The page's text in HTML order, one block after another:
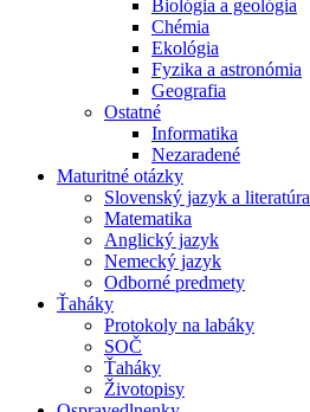
Biológia a geológia
Chémia
Ekológia
Fyzika a astronómia
Geografia
Ostatné
Informatika
Nezaradené
Maturitné otázky
Slovenský jazyk a literatúra
Matematika
Anglický jazyk
Nemecký jazyk
Odborné predmety
Ťaháky
Protokoly na labáky
SOČ
Ťaháky
Životopisy